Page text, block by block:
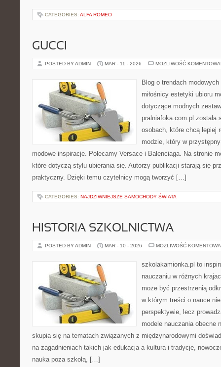
CATEGORIES: ALFA ROMEO
GUCCI
POSTED BY ADMIN MAR - 11 - 2026 MOŻLIWOŚĆ
Blog o trendach
miłośnicy estetyki ubioru
dotyczące modnych
pralniafoka.com.pl została
osobach, które chcą lepiej
modzie, który w
modowe inspiracje. Polecamy Versace i Balenciaga. Na stronie
które dotyczą stylu ubierania się. Autorzy publikacji starają się
praktyczny. Dzięki temu czytelnicy mogą tworzyć […]
CATEGORIES: NAJDZIWNIEJSZE SAMOCHODY ŚWIATA
HISTORIA SZKOLNICTWA
POSTED BY ADMIN MAR - 10 - 2026 MOŻLIWOŚĆ
szkolakamionka.pl to
nauczaniu w różnych
może być przestrzenią
w którym treści o nauce
perspektywie, lecz
modele nauczania obecne
skupia się na tematach związanych z międzynarodowymi
na zagadnieniach takich jak edukacja a kultura i tradycje,
nauka poza szkołą, […]